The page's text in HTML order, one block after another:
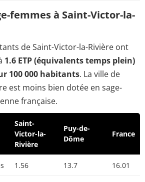
femmes à Saint-Victor-la-
de Saint-Victor-la-Rivière ont
1.6 ETP (équivalents temps plein)
100 000 habitants. La ville de
est moins bien dotée en sage-
française.
Saint-
Victor-la-
Rivière
Puy-de-
Dôme
France
1.56 13.7 16.01